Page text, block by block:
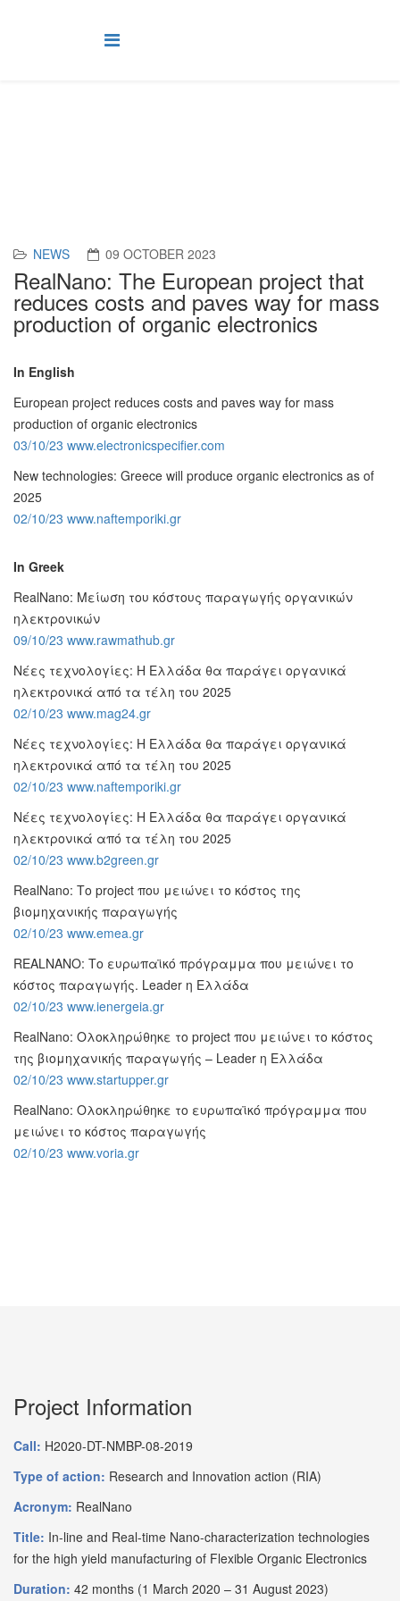
NEWS 09 OCTOBER 2023
RealNano: The European project that
reduces costs and paves way for mass
production of organic electronics
In English
European project reduces costs and paves way for mass
production of organic electronics
03/10/23 www.electronicspecifier.com
New technologies: Greece will produce organic electronics as of
2025
02/10/23 www.naftemporiki.gr
In Greek
RealNano: Μείωση του κόστους παραγωγής οργανικών
ηλεκτρονικών
09/10/23 www.rawmathub.gr
Νέες τεχνολογίες: Η Ελλάδα θα παράγει οργανικά
ηλεκτρονικά από τα τέλη του 2025
02/10/23 www.mag24.gr
Νέες τεχνολογίες: Η Ελλάδα θα παράγει οργανικά
ηλεκτρονικά από τα τέλη του 2025
02/10/23 www.naftemporiki.gr
Νέες τεχνολογίες: Η Ελλάδα θα παράγει οργανικά
ηλεκτρονικά από τα τέλη του 2025
02/10/23 www.b2green.gr
RealNano: Το project που μειώνει το κόστος της
βιομηχανικής παραγωγής
02/10/23 www.emea.gr
REALNANO: Το ευρωπαϊκό πρόγραμμα που μειώνει το
κόστος παραγωγής. Leader η Ελλάδα
02/10/23 www.ienergeia.gr
RealNano: Ολοκληρώθηκε το project που μειώνει το κόστος
της βιομηχανικής παραγωγής – Leader η Ελλάδα
02/10/23 www.startupper.gr
RealNano: Ολοκληρώθηκε το ευρωπαϊκό πρόγραμμα που
μειώνει το κόστος παραγωγής
02/10/23 www.voria.gr
Project Information
Call: H2020-DT-NMBP-08-2019
Type of action: Research and Innovation action (RIA)
Acronym: RealNano
Title: In-line and Real-time Nano-characterization technologies
for the high yield manufacturing of Flexible Organic Electronics
Duration: 42 months (1 March 2020 – 31 August 2023)